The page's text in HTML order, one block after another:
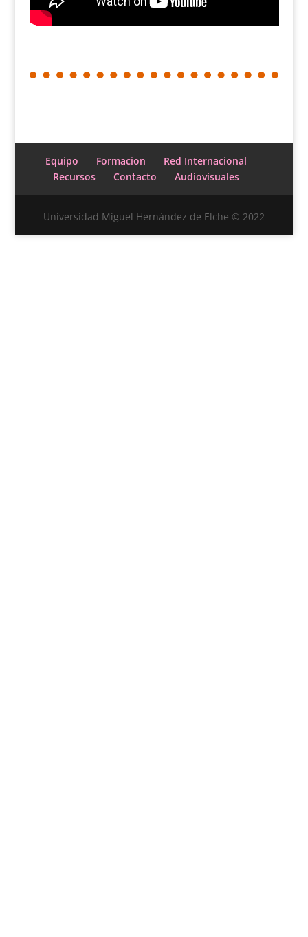
Equipo Formacion
Red Internacional
Recursos
Contacto Audiovisuales
Universidad Miguel Hernández de Elche © 2022